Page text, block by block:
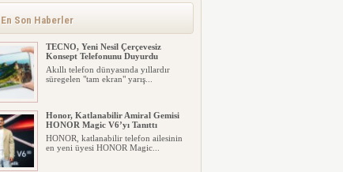
En Son Haberler
TECNO, Yeni Nesil Çerçevesiz
Konsept Telefonunu Duyurdu
Akıllı telefon dünyasında yıllardır
süregelen "tam ekran" yarış...
Honor, Katlanabilir Amiral Gemisi
HONOR Magic V6’yı Tanıttı
HONOR, katlanabilir telefon ailesinin
en yeni üyesi HONOR Magic...